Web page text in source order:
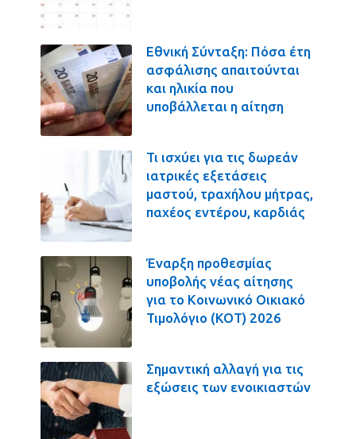
Εθνική Σύνταξη: Πόσα έτη
ασφάλισης απαιτούνται
και ηλικία που
υποβάλλεται η αίτηση
Τι ισχύει για τις δωρεάν
ιατρικές εξετάσεις
μαστού, τραχήλου μήτρας,
παχέος εντέρου, καρδιάς
Έναρξη προθεσμίας
υποβολής νέας αίτησης
για το Κοινωνικό Οικιακό
Τιμολόγιο (ΚΟΤ) 2026
Σημαντική αλλαγή για τις
εξώσεις των ενοικιαστών